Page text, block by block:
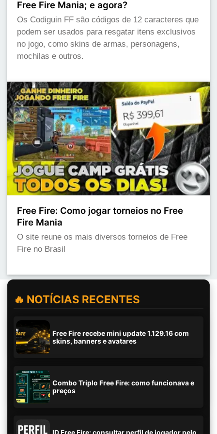
Free Fire Mania; e agora?
Os Codiguin FF são códigos de 12 caracteres que
podem ser usados para resgatar itens exclusivos
no jogo, como skins de armas, personagens,
mochilas e outros.
Free Fire: Como jogar torneios no Free
Fire Mania
O site reune os mais diversos torneios de Free
Fire no Brasil
🔥 NOTÍCIAS RECENTES
Free Fire recebe mini update 1.129.16 com
skins, banners e avatares
Combo Triplo Free Fire: como funcionava e
preços
ID Free Fire: consultar perfil de jogador pelo